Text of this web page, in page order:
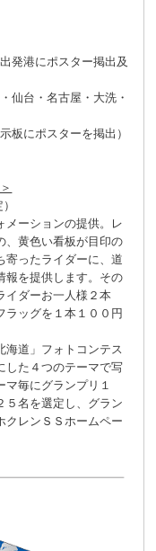
発港にポスター掲出及
仙台・名古屋・大洗・
板にポスターを掲出）
メーションの提供。レ
、黄色い看板が目印の
寄ったライダーに、道
報を提供します。その
イダーお一人様２本
ラッグを１本１００円
海道」フォトコンテス
した４つのテーマで写
毎にグランプリ１
５名を選定し、グラン
クレンＳＳホームペー